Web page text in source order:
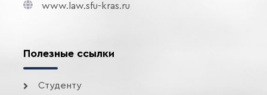
www.law.sfu-kras.ru
Полезные ссылки
Студенту